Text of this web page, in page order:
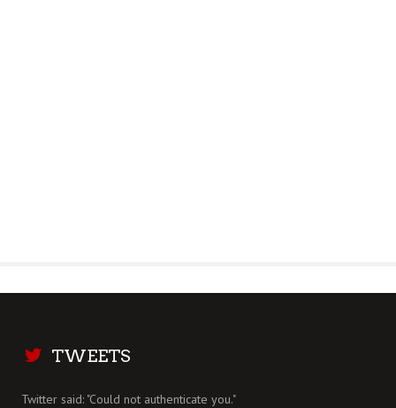
TWEETS
Twitter said: "Could not authenticate you."